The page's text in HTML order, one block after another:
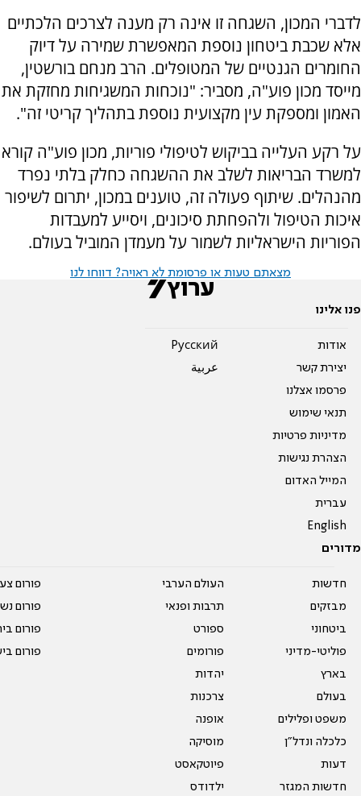
לדברי המכון, השגחה זו אינה רק מענה לצרכים הלכתיים
אלא שכבת ביטחון נוספת המאפשרת שמירה על דיוק
החומרים הגנטיים של המטופלים. הרב מנחם בורשטין,
מייסד מכון פוע"ה, מסביר: "נוכחות המשגיחות מחזקת את
האמון ומספקת עין מקצועית נוספת בתהליך קריטי זה".
על רקע העלייה בביקוש לטיפולי פוריות, מכון פוע"ה קורא
למשרד הבריאות לשלב את ההשגחה כחלק בלתי נפרד
מהנהלים. שיתוף פעולה זה, טוענים במכון, יתרום לשיפור
איכות הטיפול ולהפחתת סיכונים, ויסייע למעבדות
הפוריות הישראליות לשמור על מעמדן המוביל בעולם.
מצאתם טעות או פרסומת לא ראויה? דווחו לנו
פנו אלינו
אודות
יצירת קשר
פרסמו אצלנו
תנאי שימוש
מדיניות פרטיות
הצהרת נגישות
המייל האדום
עברית
English
Pусский
عربية
מדורים
חדשות
מבזקים
ביטחוני
פוליטי-מדיני
בארץ
בעולם
משפט ופלילים
כלכלה ונדל"ן
דעות
חדשות המגזר
העולם הערבי
תרבות ופנאי
ספורט
פורומים
יהדות
צרכנות
אופנה
מוסיקה
פיוטקאסט
ילדודס
פורום
פורום
פורום
פורום